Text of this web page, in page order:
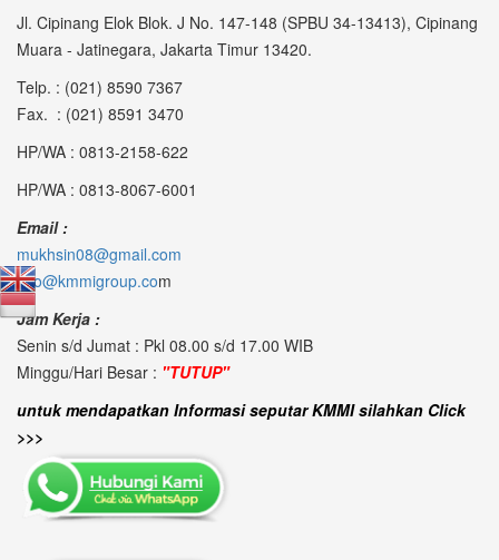
Jl. Cipinang Elok Blok. J No. 147-148 (SPBU 34-13413), Cipinang
Muara - Jatinegara, Jakarta Timur 13420.
Telp. : (021) 8590 7367
Fax. : (021) 8591 3470
HP/WA : 0813-2158-622
HP/WA : 0813-8067-6001
Email :
mukhsin08@gmail.com
info@kmmigroup.com
Jam Kerja :
Senin s/d Jumat : Pkl 08.00 s/d 17.00 WIB
Minggu/Hari Besar : "TUTUP"
untuk mendapatkan Informasi seputar KMMI silahkan Click
>>>